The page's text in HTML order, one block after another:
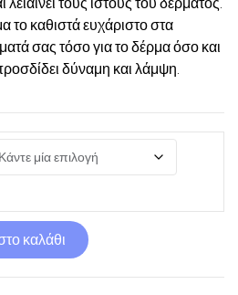
το καθιστά ευχάριστο στα
σας τόσο για το δέρμα όσο και
δύναμη και λάμψη.
καλάθι